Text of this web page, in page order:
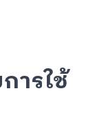
ารใช้